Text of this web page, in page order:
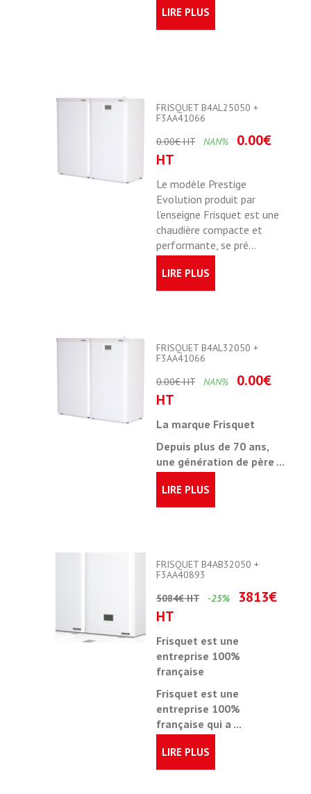
LIRE PLUS
FRISQUET B4AL25050 +
F3AA41066
0.00€ HT
NAN%
0.00€
HT
Le modèle Prestige
Evolution produit par
l’enseigne Frisquet est une
chaudière compacte et
performante, se pré...
LIRE PLUS
FRISQUET B4AL32050 +
F3AA41066
0.00€ HT
NAN%
0.00€
HT
La marque Frisquet
Depuis plus de 70 ans,
une génération de père ...
LIRE PLUS
FRISQUET B4AB32050 +
F3AA40893
5084€ HT
-25%
3813€
HT
Frisquet est une
entreprise 100%
française
Frisquet est une
entreprise 100%
française qui a ...
LIRE PLUS